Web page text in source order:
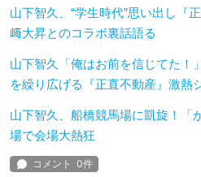
山下智久、“学生時代”思い出し
﨑大昇とのコラボ裏話語る
山下智久「俺はお前を信じてた！
を繰り広げる『正直不動産』激熱
山下智久、船橋競馬場に凱旋！「
場で会場大熱狂